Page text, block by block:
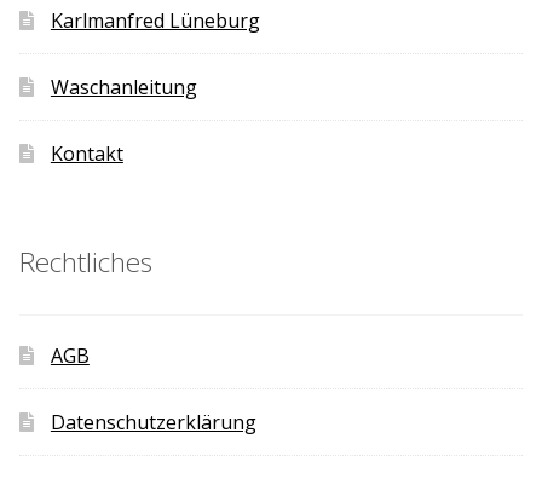
Karlmanfred Lüneburg
Waschanleitung
Kontakt
Rechtliches
AGB
Datenschutzerklärung